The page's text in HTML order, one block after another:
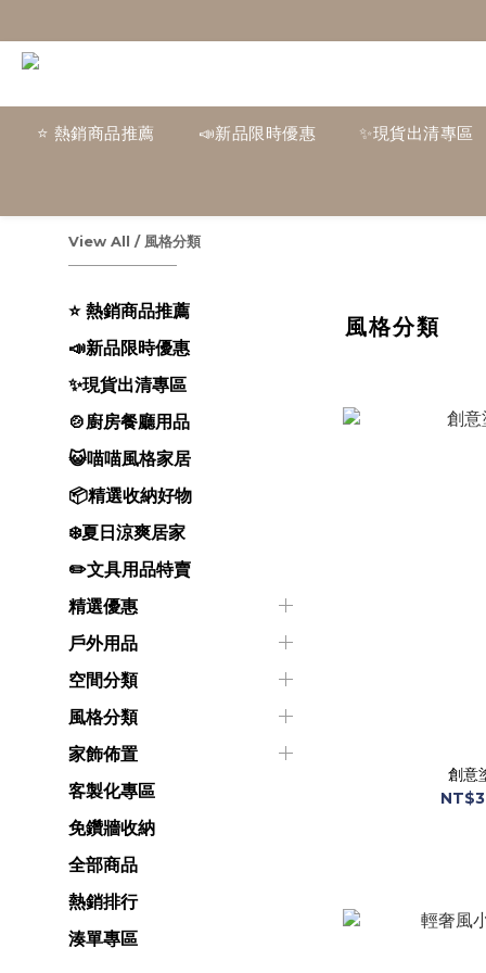
⭐ 熱銷商品推薦 📣新品限時優惠 ✨現貨出清專區
View All / 風格分類
⭐ 熱銷商品推薦
📣新品限時優惠
✨現貨出清專區
🍲廚房餐廳用品
😺喵喵風格家居
📦精選收納好物
❄️夏日涼爽居家
✏️文具用品特賣
精選優惠
戶外用品
空間分類
風格分類
家飾佈置
客製化專區
免鑽牆收納
全部商品
熱銷排行
湊單專區
風格分類
創意